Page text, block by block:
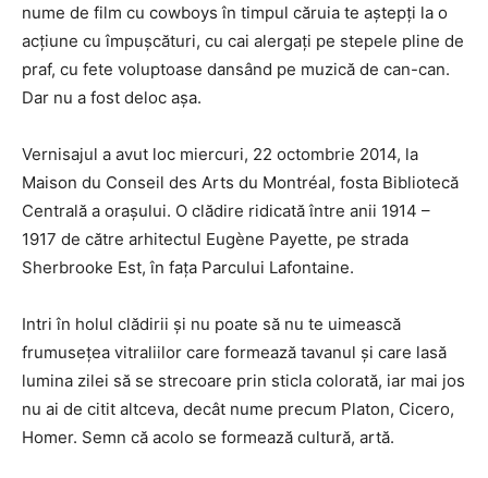
nume de film cu cowboys în timpul căruia te aștepți la o
acțiune cu împușcături, cu cai alergați pe stepele pline de
praf, cu fete voluptoase dansând pe muzică de can-can.
Dar nu a fost deloc așa.
Vernisajul a avut loc miercuri, 22 octombrie 2014, la
Maison du Conseil des Arts du Montréal, fosta Bibliotecă
Centrală a orașului. O clădire ridicată între anii 1914 –
1917 de către arhitectul Eugène Payette, pe strada
Sherbrooke Est, în fața Parcului Lafontaine.
Intri în holul clădirii și nu poate să nu te uimească
frumusețea vitraliilor care formează tavanul și care lasă
lumina zilei să se strecoare prin sticla colorată, iar mai jos
nu ai de citit altceva, decât nume precum Platon, Cicero,
Homer. Semn că acolo se formează cultură, artă.